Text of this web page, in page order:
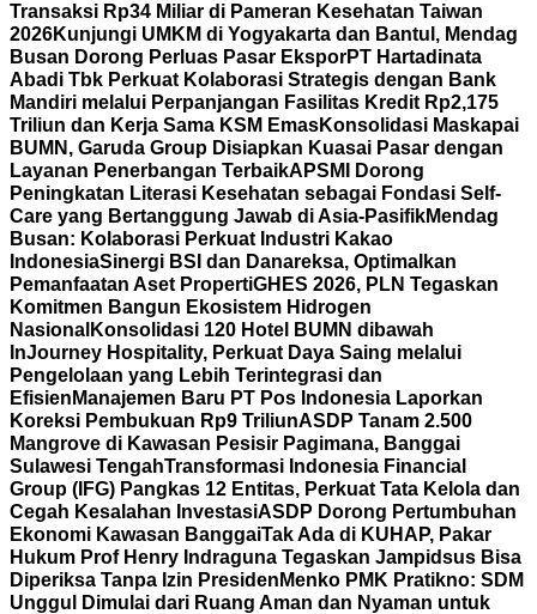
Transaksi Rp34 Miliar di Pameran Kesehatan Taiwan
2026Kunjungi UMKM di Yogyakarta dan Bantul, Mendag
Busan Dorong Perluas Pasar EksporPT Hartadinata
Abadi Tbk Perkuat Kolaborasi Strategis dengan Bank
Mandiri melalui Perpanjangan Fasilitas Kredit Rp2,175
Triliun dan Kerja Sama KSM EmasKonsolidasi Maskapai
BUMN, Garuda Group Disiapkan Kuasai Pasar dengan
Layanan Penerbangan TerbaikAPSMI Dorong
Peningkatan Literasi Kesehatan sebagai Fondasi Self-
Care yang Bertanggung Jawab di Asia-PasifikMendag
Busan: Kolaborasi Perkuat Industri Kakao
IndonesiaSinergi BSI dan Danareksa, Optimalkan
Pemanfaatan Aset PropertiGHES 2026, PLN Tegaskan
Komitmen Bangun Ekosistem Hidrogen
Nasional Konsolidasi 120 Hotel BUMN dibawah
InJourney Hospitality, Perkuat Daya Saing melalui
Pengelolaan yang Lebih Terintegrasi dan
Efisien Manajemen Baru PT Pos Indonesia Laporkan
Koreksi Pembukuan Rp9 TriliunASDP Tanam 2.500
Mangrove di Kawasan Pesisir Pagimana, Banggai
Sulawesi TengahTransformasi Indonesia Financial
Group (IFG) Pangkas 12 Entitas, Perkuat Tata Kelola dan
Cegah Kesalahan InvestasiASDP Dorong Pertumbuhan
Ekonomi Kawasan BanggaiTak Ada di KUHAP, Pakar
Hukum Prof Henry Indraguna Tegaskan Jampidsus Bisa
Diperiksa Tanpa Izin Presiden Menko PMK Pratikno: SDM
Unggul Dimulai dari Ruang Aman dan Nyaman untuk